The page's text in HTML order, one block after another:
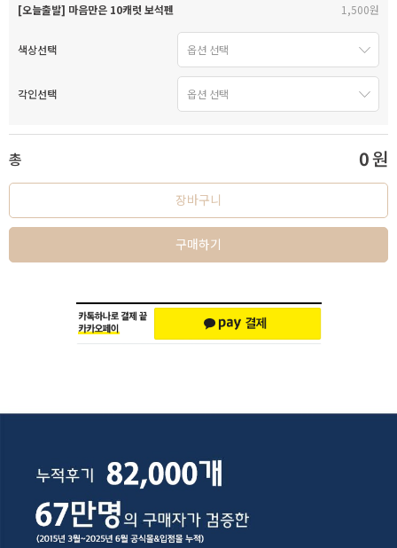
[오늘출발] 마음만은 10캐럿 보석펜 1,500원
색상선택
각인선택
총 0원
장바구니
구매하기